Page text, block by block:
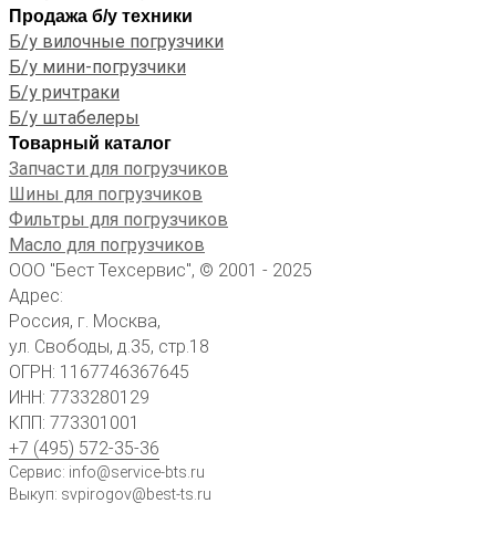
Продажа б/у техники
Б/у вилочные погрузчики
Б/у мини-погрузчики
Б/у ричтраки
Б/у штабелеры
Товарный каталог
Запчасти для погрузчиков
Шины для погрузчиков
Фильтры для погрузчиков
Масло для погрузчиков
ООО "Бест Техсервис", © 2001 - 2025
Адрес:
Россия, г. Москва,
ул. Свободы, д.35, стр.18
ОГРН: 1167746367645
ИНН: 7733280129
КПП: 773301001
+7 (495) 572-35-36
Сервис: info@service-bts.ru
Выкуп: svpirogov@best-ts.ru